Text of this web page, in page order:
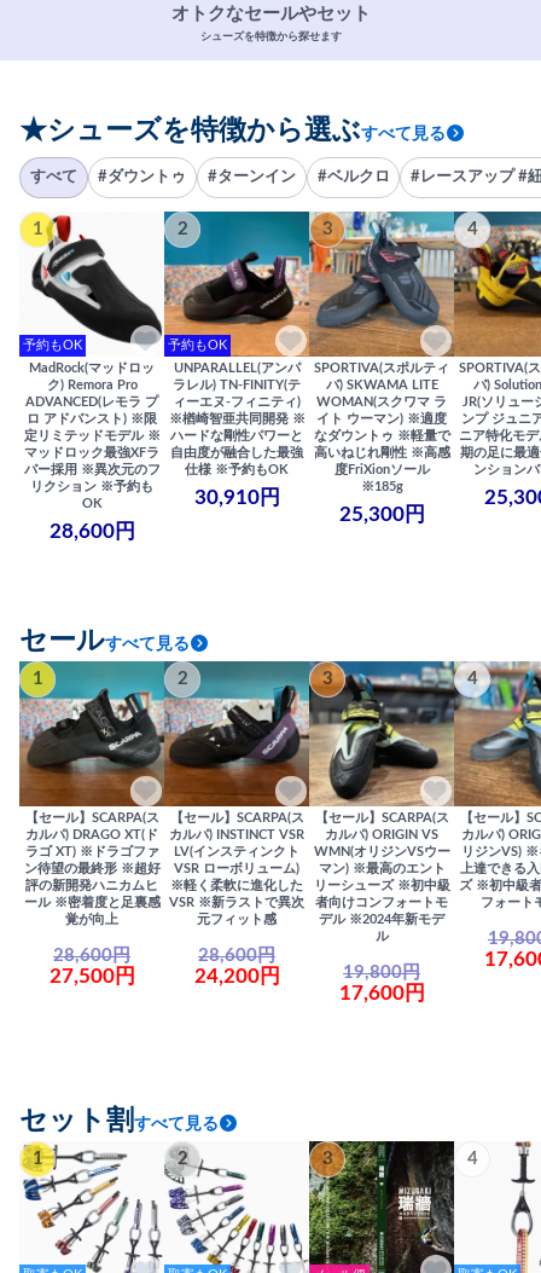
オトクなセールやセット
シューズを特徴から探せます
★シューズを特徴から選ぶすべて見る
すべて #ダウントゥ #ターンイン #ベルクロ #レースアップ #
1
予約もOK
MadRock(マッドロッ
ク) Remora Pro
ADVANCED(レモラ プ
ロ アドバンスト) ※限
定リミテッドモデル ※
マッドロック最強XFラ
バー採用 ※異次元のフ
リクション ※予約も
OK
28,600円
2
予約もOK
UNPARALLEL(アンパ
ラレル) TN-FINITY(テ
ィーエヌ-フィニティ)
※楢崎智亜共同開発 ※
ハードな剛性パワーと
自由度が融合した最強
仕様 ※予約もOK
30,910円
3
SPORTIVA(スポルティ
バ) SKWAMA LITE
WOMAN(スクワマ ラ
イト ウーマン) ※適度
なダウントゥ ※軽量で
高いねじれ剛性 ※高感
度FriXionソール
※185g
25,300円
4
SPORTIVA(
バ)
JR(ソリュー
ンプ ジュニ
ニア特化モ
期の足に最
ンション
セールすべて見る
1
【セール】SCARPA(ス
カルパ) DRAGO XT(ド
ラゴ XT) ※ドラゴファ
ン待望の最終形 ※超好
評の新開発ハニカムヒ
ール ※密着度と足裏感
覚が向上
28,600円
27,500円
2
【セール】SCARPA(ス
カルパ) INSTINCT VSR
LV(インスティンクト
VSR ローボリューム)
※軽く柔軟に進化した
VSR ※新ラストで異次
元フィット感
28,600円
24,200円
3
【セール】SCARPA(ス
カルパ) ORIGIN VS
WMN(オリジンVSウー
マン) ※最高のエント
リーシューズ ※初中級
者向けコンフォートモ
デル ※2024年新モデ
ル
19,800円
17,600円
4
【セール】
カルパ)
リジンVS) ※
上達できる
ズ ※初中級
フォート
セット割 すべて見る
1 2 3 4